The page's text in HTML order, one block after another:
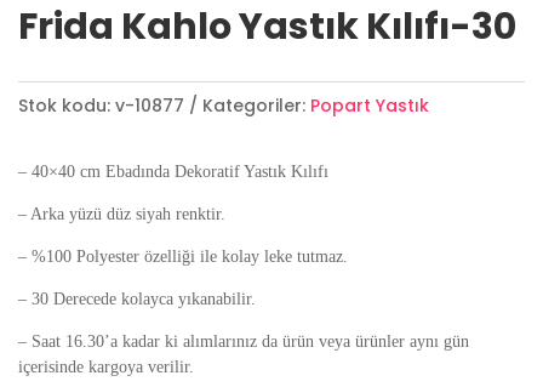
Frida Kahlo Yastık Kılıfı-30
Stok kodu: v-10877 Kategoriler: Popart Yastık
– 40×40 cm Ebadında Dekoratif Yastık Kılıfı
– Arka yüzü düz siyah renktir.
– %100 Polyester özelliği ile kolay leke tutmaz.
– 30 Derecede kolayca yıkanabilir.
– Saat 16.30’a kadar ki alımlarınız da ürün veya ürünler aynı gün
içerisinde kargoya verilir.